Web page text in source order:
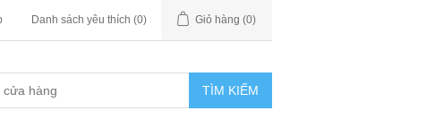
Danh sách yêu thích (0) Giỏ hàng (0)
TÌM KIẾM